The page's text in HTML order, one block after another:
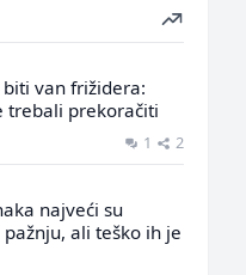
van frižidera:
trebali prekoračiti
1 2
najveći su
ali teško ih je